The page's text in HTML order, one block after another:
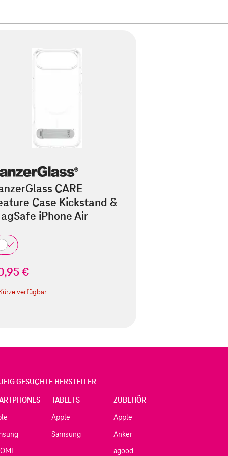
CARE
Case Kickstand &
iPhone Air
€
verfügbar
GESUCHTE HERSTELLER
TABLETS
Apple
Samsung
ZUBEHÖR
Apple
Anker
agood